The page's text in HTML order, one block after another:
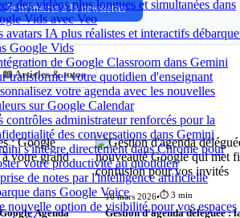
des vidéos plus longues et simultanées dans
Vids avec Veo
avatars IA plus réalistes et interactifs
Google Vids
de Google Classroom dans Gemini
transformer votre quotidien d'enseignant
votre agenda avec les nouvelles
sur Google Calendar
contrôles administrateur renforcés pour la
des conversations dans Gemini
s'intègre directement dans Chrome pour
votre productivité au quotidien
de notes par l'intelligence artificielle
dans Google Voice
nouvelle option de visibilité pour vos espaces
Je m'inscris à la newsletter
📖 Articles & tutos
Agenda
10 mars 2026•⏱️ 3 min
Gestion d'agenda déléguée :